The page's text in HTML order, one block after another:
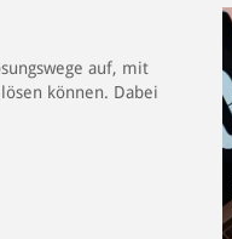
auf, mit
können. Dabei